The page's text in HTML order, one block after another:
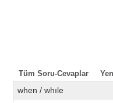
Tüm Soru-Cevaplar
when / whıle